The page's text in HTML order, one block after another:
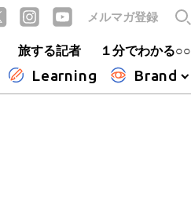
旅する記者 １分でわかる○○
Learning Brand
メルマガ登録